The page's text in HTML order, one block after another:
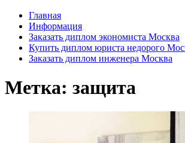
Главная
Информация
Заказать диплом экономиста Москва
Купить диплом юриста недорого
Заказать диплом инженера Москва
Метка: защита